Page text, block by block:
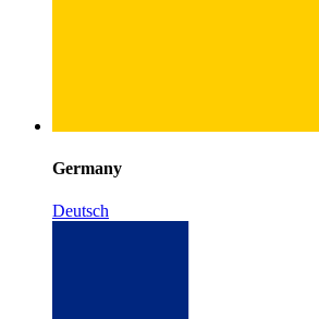
Germany
Deutsch